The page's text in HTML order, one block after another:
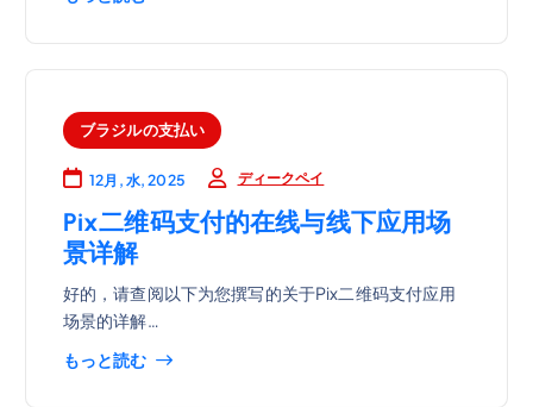
ブラジルの支払い
12月, 水, 2025 ディークペイ
Pix二维码支付的在线与线下应用场
景详解
好的，请查阅以下为您撰写的关于Pix二维码支付应用
场景的详解…
もっと読む